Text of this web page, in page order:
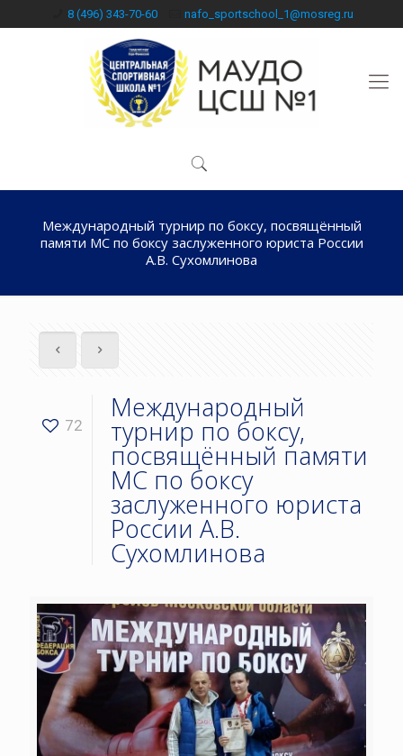
8 (496) 343-70-60 nafo_sportschool_1@mosreg.ru
Международный турнир по боксу, посвящённый
памяти МС по боксу заслуженного юриста России
А.В. Сухомлинова
72
Международный
турнир по боксу,
посвящённый памяти
МС по боксу
заслуженного юриста
России А.В.
Сухомлинова